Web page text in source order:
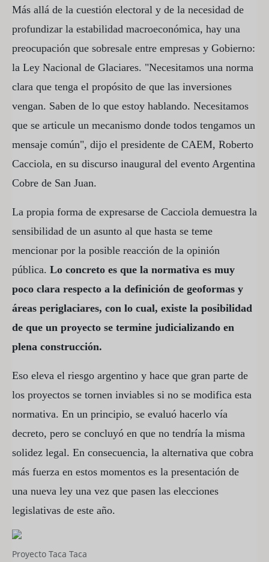
Más allá de la cuestión electoral y de la necesidad de
profundizar la estabilidad macroeconómica, hay una
preocupación que sobresale entre empresas y Gobierno:
la Ley Nacional de Glaciares. "Necesitamos una norma
clara que tenga el propósito de que las inversiones
vengan. Saben de lo que estoy hablando. Necesitamos
que se articule un mecanismo donde todos tengamos un
mensaje común", dijo el presidente de CAEM, Roberto
Cacciola, en su discurso inaugural del evento Argentina
Cobre de San Juan.
La propia forma de expresarse de Cacciola demuestra la
sensibilidad de un asunto al que hasta se teme
mencionar por la posible reacción de la opinión
pública. Lo concreto es que la normativa es muy
poco clara respecto a la definición de geoformas y
áreas periglaciares, con lo cual, existe la posibilidad
de que un proyecto se termine judicializando en
plena construcción.
Eso eleva el riesgo argentino y hace que gran parte de
los proyectos se tornen inviables si no se modifica esta
normativa. En un principio, se evaluó hacerlo vía
decreto, pero se concluyó en que no tendría la misma
solidez legal. En consecuencia, la alternativa que cobra
más fuerza en estos momentos es la presentación de
una nueva ley una vez que pasen las elecciones
legislativas de este año.
Proyecto Taca Taca